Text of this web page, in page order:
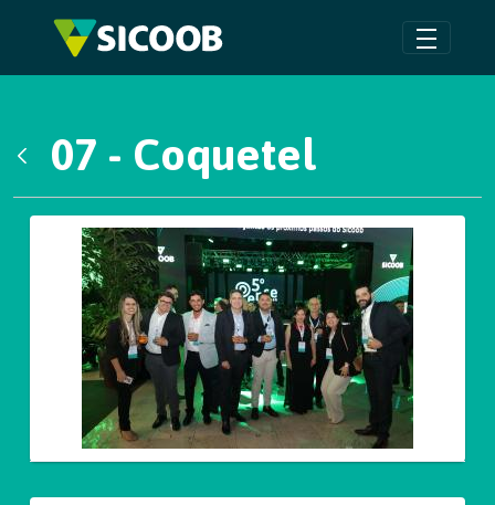
Pular para o Conteúdo principal
07 - Coquetel
Galeria de Mídias